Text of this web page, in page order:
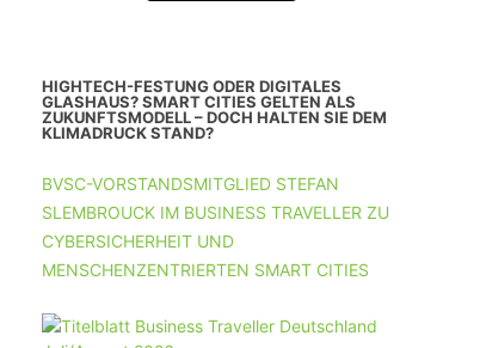
UNTERNEHMEN MIT 11-50 MA
HIGHTECH-FESTUNG ODER DIGITALES
GLASHAUS? SMART CITIES GELTEN ALS
ZUKUNFTSMODELL – DOCH HALTEN SIE DEM
KLIMADRUCK STAND?
BVSC-VORSTANDSMITGLIED STEFAN
SLEMBROUCK IM BUSINESS TRAVELLER ZU
CYBERSICHERHEIT UND
MENSCHENZENTRIERTEN SMART CITIES